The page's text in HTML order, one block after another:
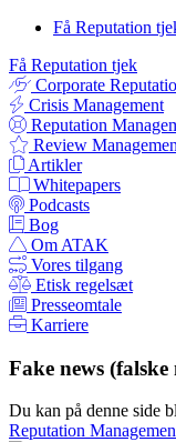
Få Reputation
Få Reputation tjek
Corporate
Crisis Management
Reputation
Review
Artikler
Whitepapers
Podcasts
Bog
Om ATAK
Vores tilgang
Etisk regelsæt
Presseomtale
Karriere
Fake news (falske
Du kan på denne side
Reputation